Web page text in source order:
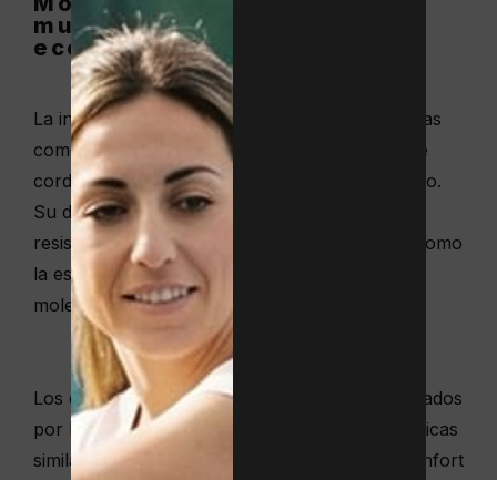
multifilamento: los más
económicos y eficaces
La investigación y desarrollo de resinas plásticas
como el poliéster ha posibilitado la creación de
cordajes avanzados, como el de monofilamento.
Su diseño formato por un solo hilo de gran
resistencia le otorga cualidades interesantes, como
la estabilidad de las cuerdas, lo que reduce el
molesto desalineamiento de las mismas.
Los cordajes de tipo multifilamento están formados
por hilos trenzados de poliéster, de características
similares a los cordajes de tripa natural. Su confort